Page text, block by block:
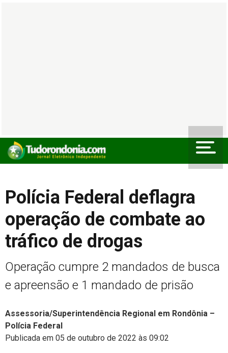
Polícia Federal deflagra
operação de combate ao
tráfico de drogas
Operação cumpre 2 mandados de busca
e apreensão e 1 mandado de prisão
Assessoria/Superintendência Regional em Rondônia –
Polícia Federal
Publicada em 05 de outubro de 2022 às 09:02